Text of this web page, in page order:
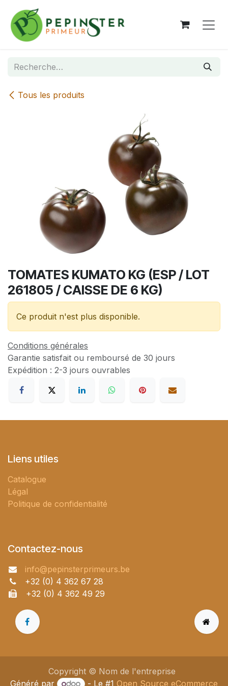
Se rendre au contenu
Tous les produits
TOMATES KUMATO KG (ESP / LOT
261805 / CAISSE DE 6 KG)
Ce produit n'est plus disponible.
Conditions générales
Garantie satisfait ou remboursé de 30 jours
Expédition : 2-3 jours ouvrables
Liens utiles
Catalogue
Légal
Politique de confidentialité
Contactez-nous
info@pepinsterprimeurs.be
+32 (0) 4 362 67 28
+32 (0) 4 362 49 29
Copyright © Nom de l'entreprise
Généré par
- Le #1 Open Source eCommerce